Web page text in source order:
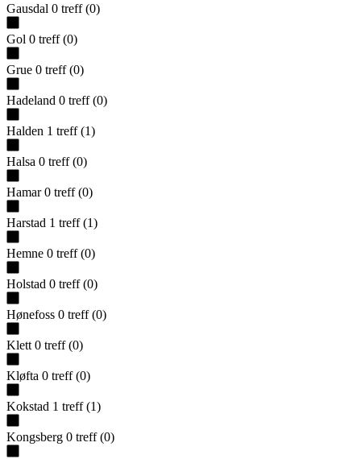
Gausdal 0 treff (0)
Gol 0 treff (0)
Grue 0 treff (0)
Hadeland 0 treff (0)
Halden 1 treff (1)
Halsa 0 treff (0)
Hamar 0 treff (0)
Harstad 1 treff (1)
Hemne 0 treff (0)
Holstad 0 treff (0)
Hønefoss 0 treff (0)
Klett 0 treff (0)
Kløfta 0 treff (0)
Kokstad 1 treff (1)
Kongsberg 0 treff (0)